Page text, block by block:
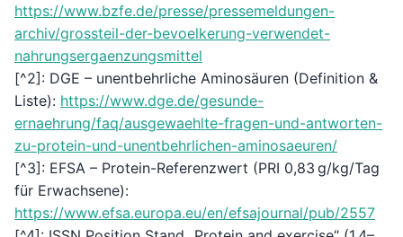
https://www.bzfe.de/presse/pressemeldungen-
archiv/grossteil-der-bevoelkerung-verwendet-
nahrungsergaenzungsmittel
[^2]: DGE – unentbehrliche Aminosäuren (Definition &
Liste): https://www.dge.de/gesunde-
ernaehrung/faq/ausgewaehlte-fragen-und-antworten-
zu-protein-und-unentbehrlichen-aminosaeuren/
[^3]: EFSA – Protein-Referenzwert (PRI 0,83 g/kg/Tag
für Erwachsene):
https://www.efsa.europa.eu/en/efsajournal/pub/2557